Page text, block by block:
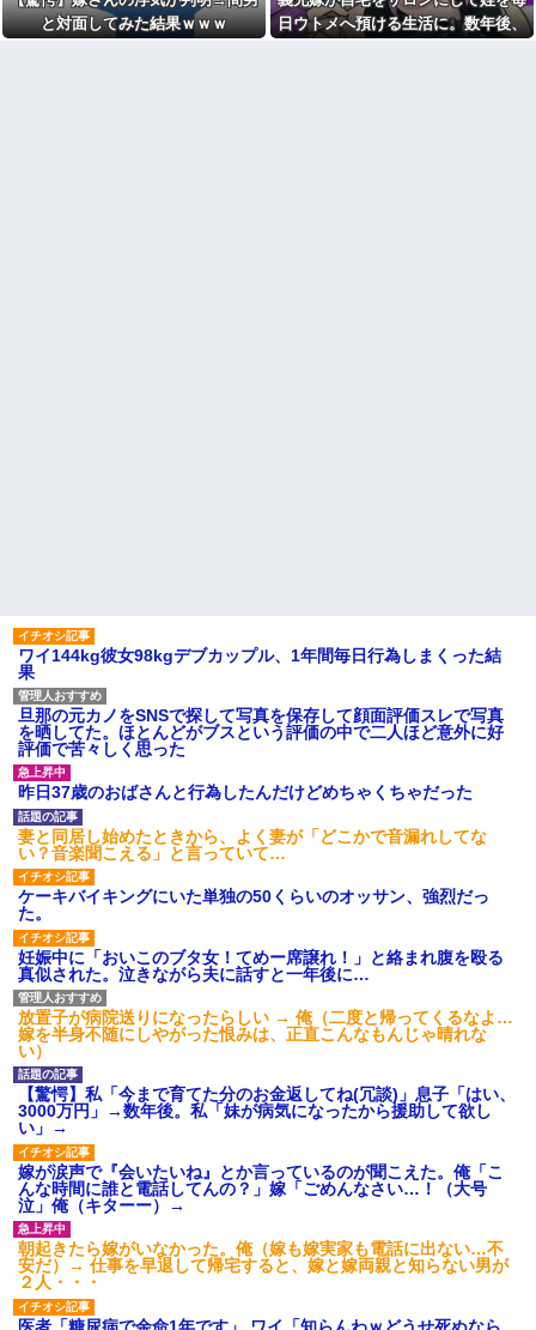
【驚愕】ユーチューバー「撮
影で使うから、この高級時計も
のお茶？」彼「ちっ！」私「」
【GIF】JSのカンチョーワロ
タ
後続車にクラクションを鳴ら
され彼氏が逆切れ。「何クラク
ション鳴らしてんだ！降りてこ
いよ！」と怒鳴りだし...
【衝撃】報酬100万円超の治験
募集がこちらｗｗｗｗｗ(※画像
あり)
【ネット騒然】惨殺されたタ
ワマン頂き女子のこの動画、す
げえええええｗｗｗｗｗｗｗｗ
ｗｗｗ
【愕然】白のクラウン俺氏、
高速道路左車線を制限速度で走
った結果wwwwwwwwwwww
百年の恋12-899 食べた量を
張り合ってくる
【悲報】佐藤輝明・・・２軍
でも盛大にやらかす←あまり悲
しませないでくれ
良くないし最悪
旦那を亡くして８年。介護す
と対面してみた結果ｗｗｗ
日ウトメへ預ける生活に。数年後、
ワイ144kg彼女98kgデブカップル、1年間毎日行為しまくった結
果
旦那の元カノをSNSで探して写真を保存して顔面評価スレで写真
を晒してた。ほとんどがブスという評価の中で二人ほど意外に好
評価で苦々しく思った
昨日37歳のおばさんと行為したんだけどめちゃくちゃだった
妻と同居し始めたときから、よく妻が「どこかで音漏れしてな
い？音楽聞こえる」と言っていて…
ケーキバイキングにいた単独の50くらいのオッサン、強烈だっ
た。
妊娠中に「おいこのブタ女！てめー席譲れ！」と絡まれ腹を殴る
真似された。泣きながら夫に話すと一年後に…
放置子が病院送りになったらしい → 俺（二度と帰ってくるなよ…
嫁を半身不随にしやがった恨みは、正直こんなもんじゃ晴れな
い）
【驚愕】私「今まで育てた分のお金返してね(冗談)」息子「はい、
3000万円」→数年後。私「妹が病気になったから援助して欲し
い」→
嫁が涙声で『会いたいね』とか言っているのが聞こえた。俺「こ
んな時間に誰と電話してんの？」嫁「ごめんなさい…！（大号
泣」俺（キターー）→
朝起きたら嫁がいなかった。俺（嫁も嫁実家も電話に出ない…不
安だ）→ 仕事を早退して帰宅すると、嫁と嫁両親と知らない男が
２人・・・
医者「糖尿病で余命1年です」 ワイ「知らんわｗどうせ死ぬなら